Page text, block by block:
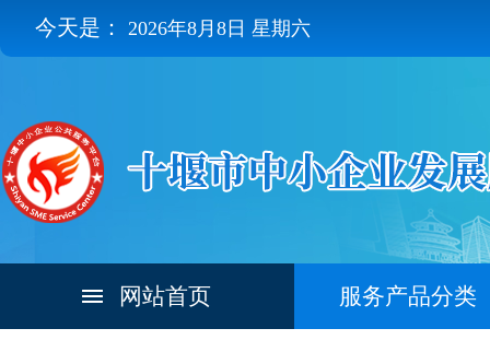
今天是： 2026年8月8日 星期六
网站首页 服务产品分类